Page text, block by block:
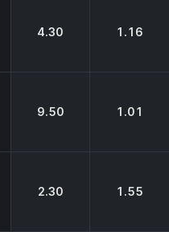
4.30 1.16
9.50 1.01
2.30 1.55